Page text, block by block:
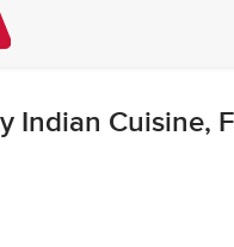
Indian Cuisine,